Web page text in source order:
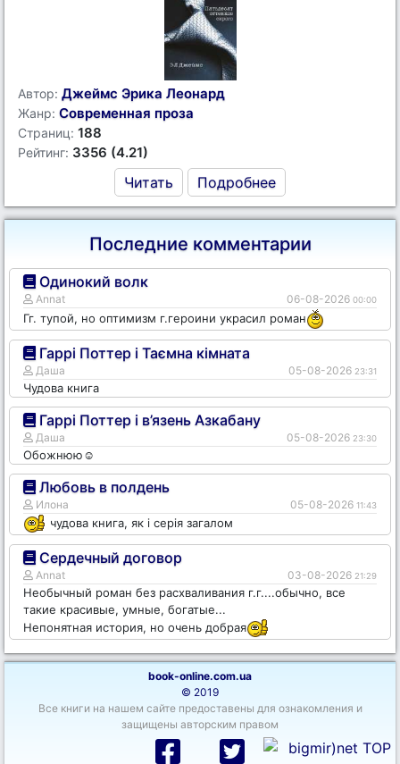
Автор: Джеймс Эрика Леонард
Жанр: Современная проза
Страниц: 188
Рейтинг: 3356 (4.21)
Читать Подробнее
Последние комментарии
Одинокий волк
Annat 06-08-2026 00:00
Гг. тупой, но оптимизм г.героини украсил роман
Гаррі Поттер і Таємна кімната
Даша 05-08-2026 23:31
Чудова книга
Гаррі Поттер і в’язень Азкабану
Даша 05-08-2026 23:30
Обожнюю☺️
Любовь в полдень
Илона 05-08-2026 11:43
чудова книга, як і серія загалом
Сердечный договор
Annat 03-08-2026 21:29
Необычный роман без расхваливания г.г....обычно, все
такие красивые, умные, богатые...
Непонятная история, но очень добрая
book-online.com.ua
© 2019
Все книги на нашем сайте предоставены для ознакомления и
защищены авторским правом